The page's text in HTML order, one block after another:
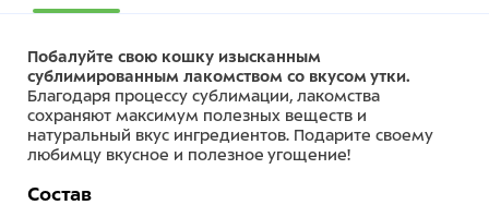
Побалуйте свою кошку изысканным
сублимированным лакомством со вкусом утки.
Благодаря процессу сублимации, лакомства
сохраняют максимум полезных веществ и
натуральный вкус ингредиентов. Подарите своему
любимцу вкусное и полезное угощение!
Состав